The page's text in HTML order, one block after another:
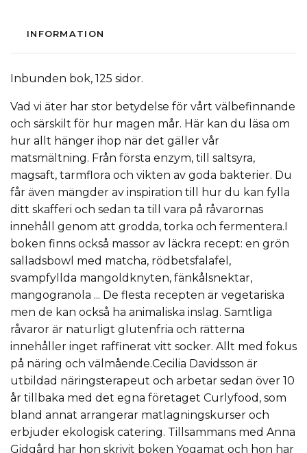
INFORMATION
Inbunden bok, 125 sidor.
Vad vi äter har stor betydelse för vårt välbefinnande
och särskilt för hur magen mår. Här kan du läsa om
hur allt hänger ihop när det gäller vår
matsmältning. Från första enzym, till saltsyra,
magsaft, tarmflora och vikten av goda bakterier. Du
får även mängder av inspiration till hur du kan fylla
ditt skafferi och sedan ta till vara på råvarornas
innehåll genom att grodda, torka och fermentera.I
boken finns också massor av läckra recept: en grön
salladsbowl med matcha, rödbetsfalafel,
svampfyllda mangoldknyten, fänkålsnektar,
mangogranola ... De flesta recepten är vegetariska
men de kan också ha animaliska inslag. Samtliga
råvaror är naturligt glutenfria och rätterna
innehåller inget raffinerat vitt socker. Allt med fokus
på näring och välmående.Cecilia Davidsson är
utbildad näringsterapeut och arbetar sedan över 10
år tillbaka med det egna företaget Curlyfood, som
bland annat arrangerar matlagningskurser och
erbjuder ekologisk catering. Tillsammans med Anna
Gidgård har hon skrivit boken Yogamat och hon har